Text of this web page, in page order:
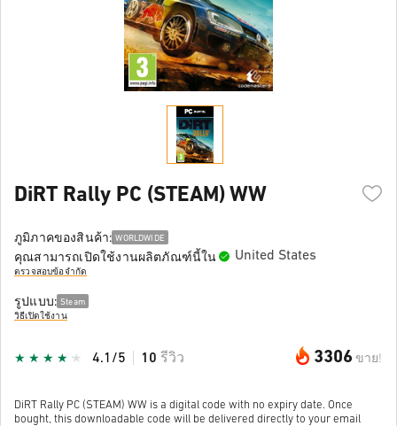
DiRT Rally PC (STEAM) WW
ภูมิภาคของสินค้า: WORLDWIDE
คุณสามารถเปิดใช้งานผลิตภัณฑ์นี้ใน United States
ตรวจสอบข้อจำกัด
รูปแบบ: Steam
วิธีเปิดใช้งาน
3306 ขาย!
4.1/5 10 รีวิว
DiRT Rally PC (STEAM) WW is a digital code with no expiry date. Once
bought, this downloadable code will be delivered directly to your email